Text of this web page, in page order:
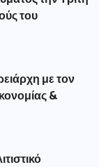
του
με τον
&